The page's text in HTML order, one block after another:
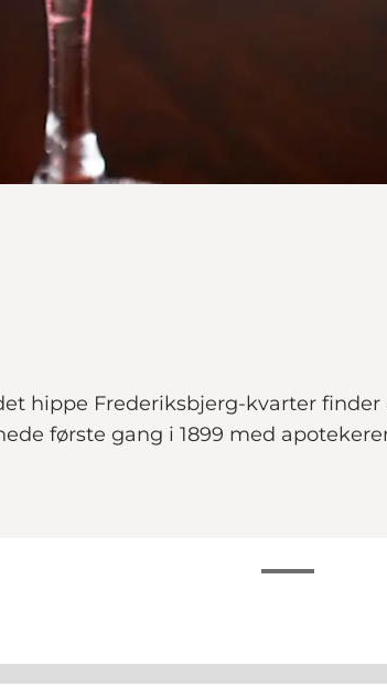
hippe Frederiksbjerg-kvarter
første gang i 1899 med